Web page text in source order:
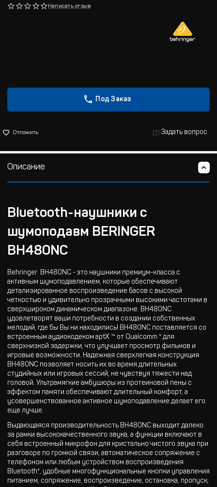
Написать отзыв
Под Заказ
Отложить Задать вопрос
Описание
Bluetooth-наушники с
шумоподавм BERINGER
BH480NC
Behringer BH480NC - это наушники премиум-класса с
активным шумоподавлением, которые обеспечивают
детализированное воспроизведение басов с высокой
четкостью и удивительно прозрачными высокими частотами в
сверхшироком динамическом диапазоне. BH480NC
удовлетворят ваши потребности в создании собственных
мелодий, где бы Вы ни находились! BH480NC поставляется со
встроенным аудиокодеком aptX ™ от Qualcomm * для
сверхнизкой задержки, что улучшает просмотр фильмов и
игровые возможности. Надежная сверхлегкая конструкция
BH480NC позволяет носить их во время длительных
студийных или игровых сессий, не чувствуя тяжести над
головой. Ультрамягкие амбушюры из протеиновой пены с
эффектом памяти обеспечивают длительный комфорт, а
усовершенствованное активное шумоподавление делает его
еще лучше.
Выдающаяся производительность BH480NC выходит далеко
за рамки высококачественного звука, а функции включают в
себя встроенный микрофон для кристально чистого звука при
разговоре по громкой связи, автоматическое сопряжение с
телефоном или любым устройством воспроизведения
Bluetooth*, удобные многофункциональные кнопки управления
питанием, сопряжение, воспроизведение, остановка, пропуск,